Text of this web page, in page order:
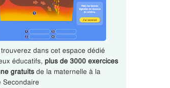
dans cet espace dédié
éducatifs, plus de 3000 exercices
gratuitsde la maternelle à la
Secondaire